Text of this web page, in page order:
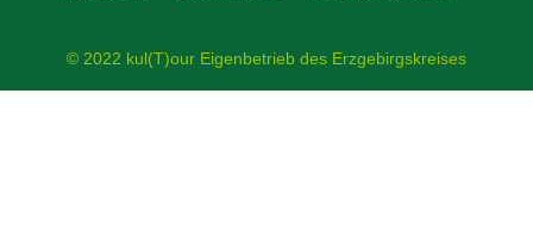
© 2022 kul(T)our Eigenbetrieb des Erzgebirgskreises